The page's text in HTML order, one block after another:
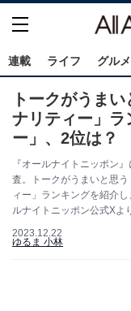
連載 ライフ グルメ
トークがうま
ナリティー」ラ
ー」、2位は？
『オールナイトニッポン
査。トークがうまいと思
ィー」ランキングを紹介
ルナイトニッポン公式Xよ
2023.12.22
ゆるま 小林